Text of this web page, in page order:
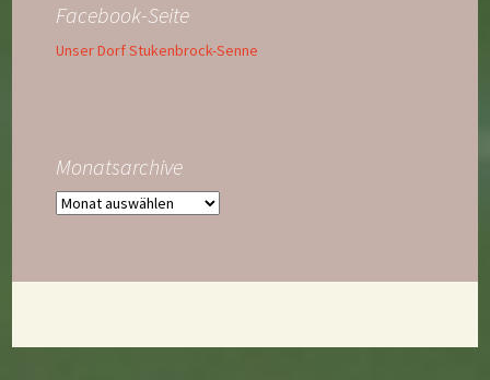
Facebook-Seite
Unser Dorf Stukenbrock-Senne
Monatsarchive
Monatsarchive